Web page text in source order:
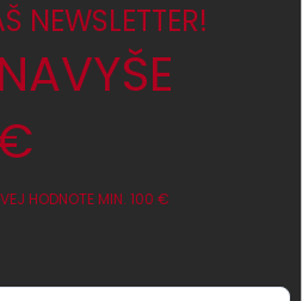
NEWSLETTER!
HODNOTE MIN. 100 €